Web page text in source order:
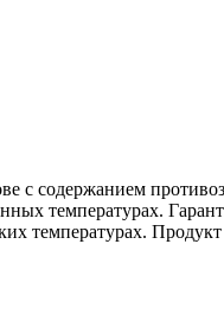
с содержанием
температурах.
температурах.